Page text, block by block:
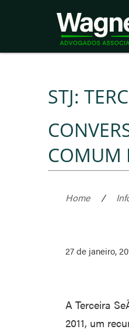
STJ:
COMUM
Home /
27 de janeiro,
A Terceira
2011, um